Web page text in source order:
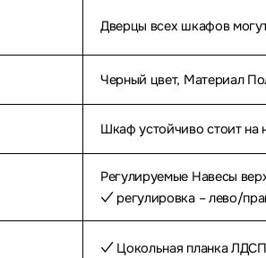
Дверцы всех шкафов
Черный цвет, Материал
Шкаф устойчиво стоит на
Регулируемые Навесы
✓ регулировка – лево/
✓ Цокольная планка ЛДСП